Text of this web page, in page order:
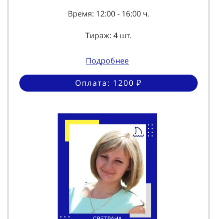
Время: 12:00 - 16:00 ч.
Тираж: 4 шт.
Подробнее
Оплата: 1200 ₽